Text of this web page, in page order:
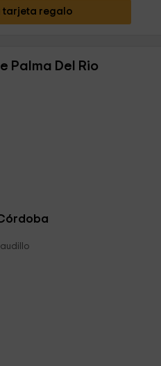
tarjeta regalo
Palma Del Rio